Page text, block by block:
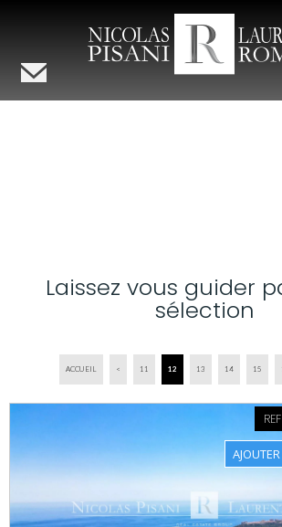
Laissez vous guider
sélection
ACCUEIL < 11 12 13 14 15